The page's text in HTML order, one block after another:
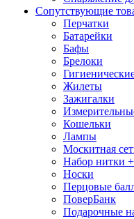
Сопутствующие
Перчатки
Батарейки
Бафы
Брелоки
Жилеты
Зажигалки
Кошельки
Лампы
Москитная
Набор нитки
Носки
Перцовые
ПоверБанк
Подарочные